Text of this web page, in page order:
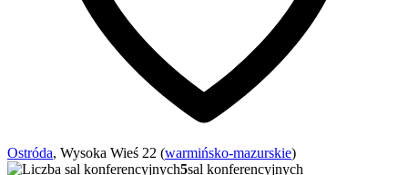
Ostróda, Wysoka Wieś 22 (warmińsko-mazurskie)
5sal konferencyjnych